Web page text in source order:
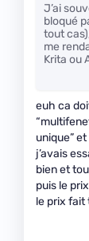
J’ai
bloqué
tout
me
Krita ou
euh ca
unique”
j’avais
bien et
puis le
le prix fait